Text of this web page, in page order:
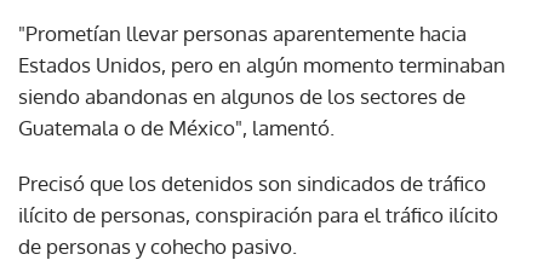
"Prometían llevar personas aparentemente hacia
Estados Unidos, pero en algún momento terminaban
siendo abandonas en algunos de los sectores de
Guatemala o de México", lamentó.
Precisó que los detenidos son sindicados de tráfico
ilícito de personas, conspiración para el tráfico ilícito
de personas y cohecho pasivo.